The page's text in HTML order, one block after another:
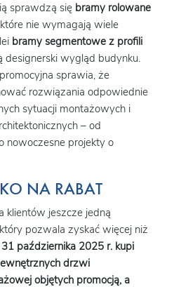
sprawdzą się bramy rolowane
nie wymagają wiele
bramy segmentowe z profili
designerski wygląd budynku.
sprawia, że
rozwiązania odpowiednie
sytuacji montażowych i
– od
nowoczesne projekty o
NA RABAT
klientów jeszcze jedną
pozwala zyskać więcej niż
października 2025 r. kupi
drzwi
objętych promocją, a